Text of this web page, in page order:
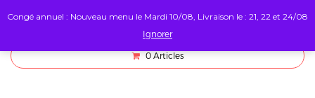
0 Articles
Congé annuel : Nouveau menu le Mardi 10/08, Livraison le : 21, 22 et 24/08
Ignorer